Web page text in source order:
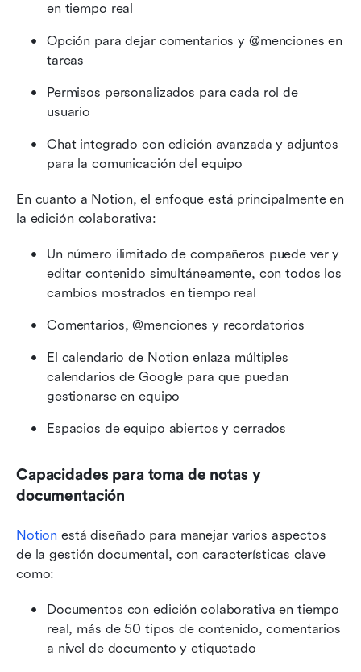
en tiempo real
Opción para dejar comentarios y @menciones en
tareas
Permisos personalizados para cada rol de
usuario
Chat integrado con edición avanzada y adjuntos
para la comunicación del equipo
En cuanto a Notion, el enfoque está principalmente en
la edición colaborativa:
Un número ilimitado de compañeros puede ver y
editar contenido simultáneamente, con todos los
cambios mostrados en tiempo real
Comentarios, @menciones y recordatorios
El calendario de Notion enlaza múltiples
calendarios de Google para que puedan
gestionarse en equipo
Espacios de equipo abiertos y cerrados
Capacidades para toma de notas y
documentación
Notion está diseñado para manejar varios aspectos
de la gestión documental, con características clave
como:
Documentos con edición colaborativa en tiempo
real, más de 50 tipos de contenido, comentarios
a nivel de documento y etiquetado